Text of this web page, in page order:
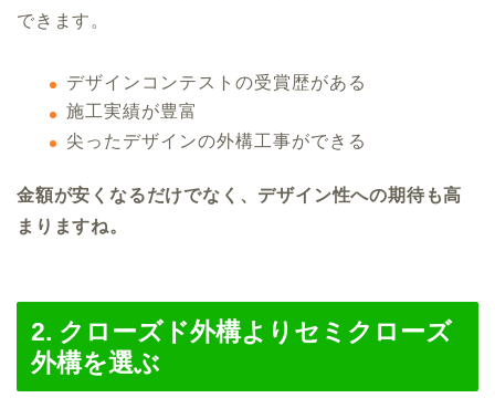
できます。
デザインコンテストの受賞歴がある
施工実績が豊富
尖ったデザインの外構工事ができる
金額が安くなるだけでなく、デザイン性への期待も高
まりますね。
2. クローズド外構よりセミクローズ
外構を選ぶ